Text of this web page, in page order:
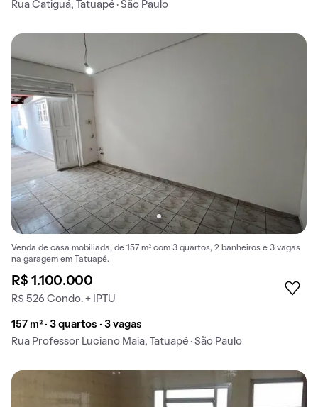
Rua Catiguá, Tatuapé · São Paulo
Venda de casa mobiliada, de 157 m² com 3 quartos, 2 banheiros e 3 vagas
na garagem em Tatuapé.
R$ 1.100.000
R$ 526 Condo. + IPTU
157 m² · 3 quartos · 3 vagas
Rua Professor Luciano Maia, Tatuapé · São Paulo